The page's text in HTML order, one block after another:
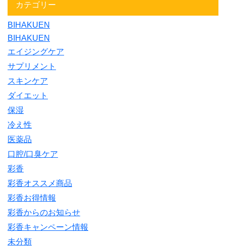
カテゴリー
BIHAKUEN
BIHAKUEN
エイジングケア
サプリメント
スキンケア
ダイエット
保湿
冷え性
医薬品
口腔/口臭ケア
彩香
彩香オススメ商品
彩香お得情報
彩香からのお知らせ
彩香キャンペーン情報
未分類